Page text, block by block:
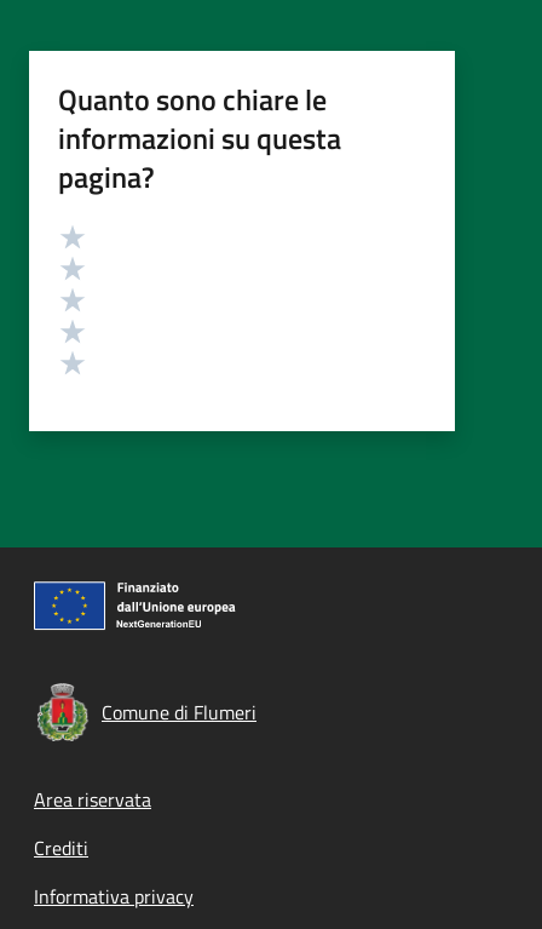
Quanto sono chiare le
informazioni su questa
pagina?
Valutazione
Comune di Flumeri
Footer menu
Area riservata
Crediti
Informativa privacy